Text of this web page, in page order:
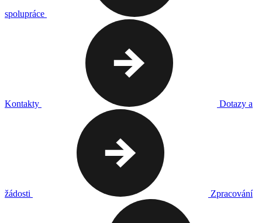
spolupráce
Kontakty Dotazy a
žádosti Zpracování